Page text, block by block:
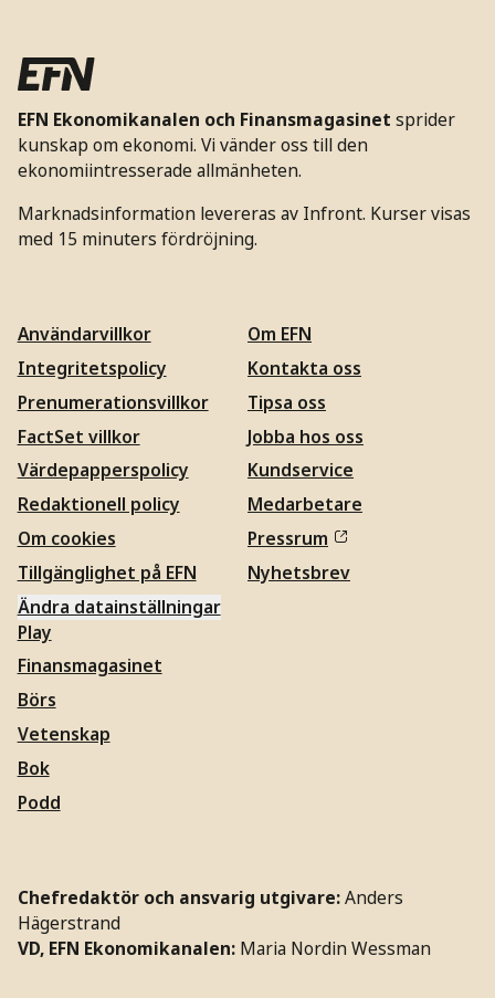
EFN Ekonomikanalen och Finansmagasinet sprider
kunskap om ekonomi. Vi vänder oss till den
ekonomiintresserade allmänheten.
Marknadsinformation levereras av Infront. Kurser visas
med 15 minuters fördröjning.
Användarvillkor
Integritetspolicy
Prenumerationsvillkor
FactSet villkor
Värdepapperspolicy
Redaktionell policy
Om cookies
Tillgänglighet på EFN
Ändra datainställningar
Om EFN
Kontakta oss
Tipsa oss
Jobba hos oss
Kundservice
Medarbetare
Pressrum
Nyhetsbrev
Play
Finansmagasinet
Börs
Vetenskap
Bok
Podd
Chefredaktör och ansvarig utgivare: Anders
Hägerstrand
VD, EFN Ekonomikanalen: Maria Nordin Wessman